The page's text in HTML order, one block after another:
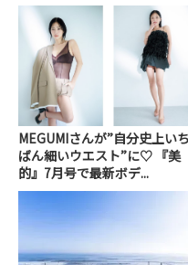
MEGUMIさんが”自分史上いち
ばん細いウエスト”に♡ 『美
的』7月号で最新ボデ...